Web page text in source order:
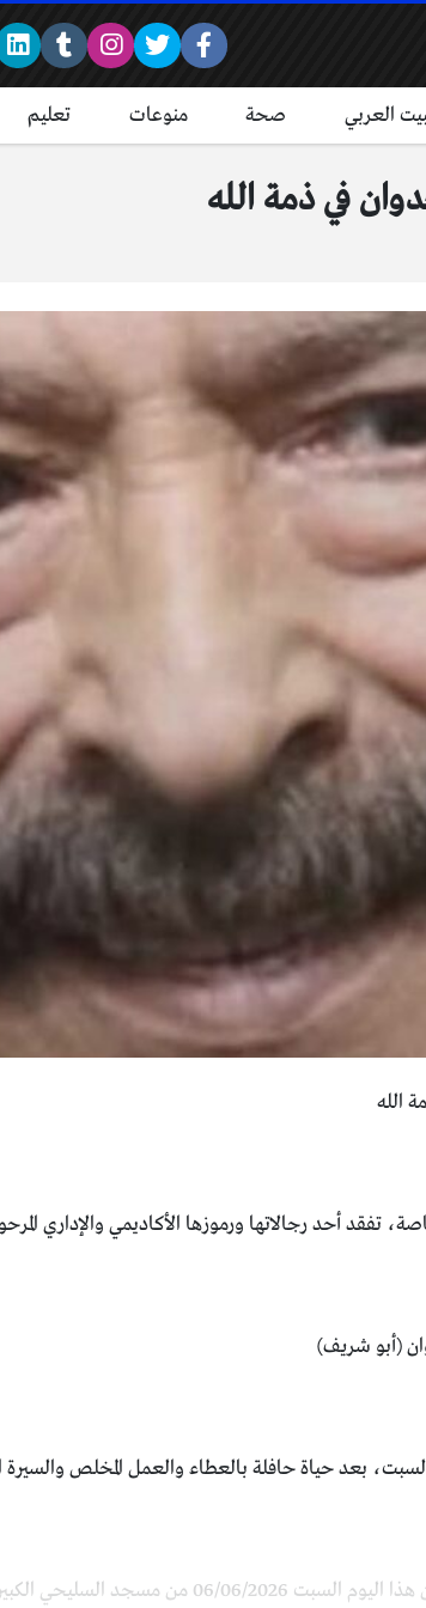
العربي صحة منوعات تعليم
في ذمة الله
الله
تفقد أحد رجالاتها ورموزها الأكاديمي والإداري
(أبو شريف)
بعد حياة حافلة بالعطاء والعمل المخلص والسيرة
الكبير ومنها لمقبرة القرية